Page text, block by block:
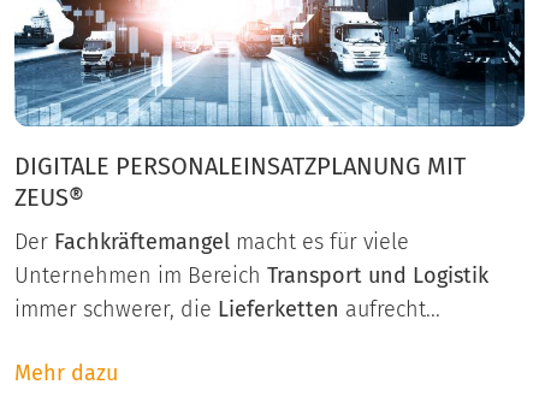
DIGITALE PERSONALEINSATZPLANUNG MIT
ZEUS®
Der Fachkräftemangel macht es für viele
Unternehmen im Bereich Transport und Logistik
immer schwerer, die Lieferketten aufrecht...
Mehr dazu